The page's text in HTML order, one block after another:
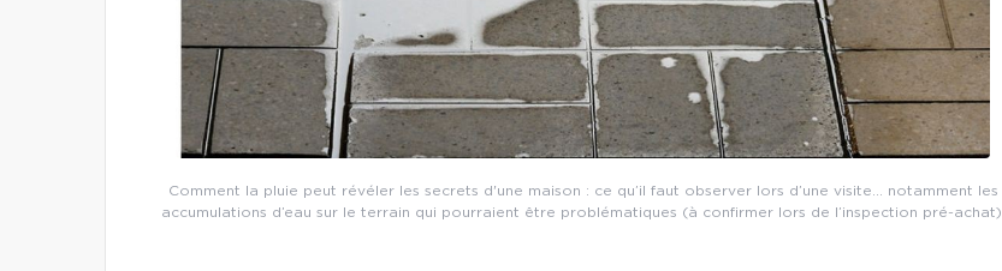
Comment la pluie peut révéler les secrets d'une maison : ce qu’il faut observer lors d’une visite… notamment les
accumulations d’eau sur le terrain qui pourraient être problématiques (à confirmer lors de l’inspection pré-achat).